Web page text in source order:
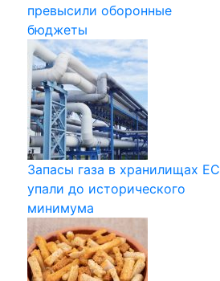
превысили оборонные
бюджеты
Запасы газа в хранилищах ЕС
упали до исторического
минимума